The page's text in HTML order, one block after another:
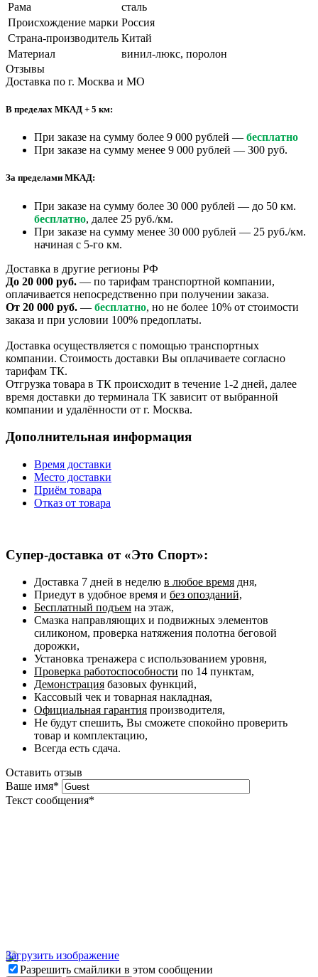
Рама
сталь
Происхождение марки Россия
Страна-производитель Китай
Материал
винил-люкс, поролон
Отзывы
Доставка по г. Москва и МО
В пределах МКАД + 5 км:
При заказе на сумму более 9 000 рублей — бесплатно
При заказе на сумму менее 9 000 рублей — 300 руб.
За пределами МКАД:
При заказе на сумму более 30 000 рублей — до 50 км.
бесплатно, далее 25 руб./км.
При заказе на сумму менее 30 000 рублей — 25 руб./км.
начиная с 5-го км.
Доставка в другие регионы РФ
До 20 000 руб. — по тарифам транспортной компании,
оплачивается непосредственно при получении заказа.
От 20 000 руб. — бесплатно, но не более 10% от стоимости
заказа и при условии 100% предоплаты.
Доставка осуществляется с помощью транспортных
компании. Стоимость доставки Вы оплачиваете согласно
тарифам ТК.
Отгрузка товара в ТК происходит в течение 1-2 дней, далее
время доставки до терминала ТК зависит от выбранной
компании и удалённости от г. Москва.
Дополнительная информация
Время доставки
Место доставки
Приём товара
Отказ от товара
Супер-доставка от «Это Спорт»:
Доставка 7 дней в неделю в любое время дня,
Приедут в удобное время и без опозданий,
Бесплатный подъем на этаж,
Смазка направляющих и подвижных элементов
силиконом, проверка натяжения полотна беговой
дорожки,
Установка тренажера с использованием уровня,
Проверка работоспособности по 14 пунктам,
Демонстрация базовых функций,
Кассовый чек и товарная накладная,
Официальная гарантия производителя,
Не будут спешить, Вы сможете спокойно проверить
товар и комплектацию,
Всегда есть сдача.
Оставить отзыв
Ваше имя*
Текст сообщения*
Загрузить изображение
Разрешить смайлики в этом сообщении